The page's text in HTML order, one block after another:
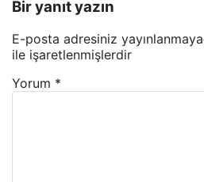
Bir yanıt yazın
E-posta adresiniz
ile işaretlenmişlerdir
Yorum *